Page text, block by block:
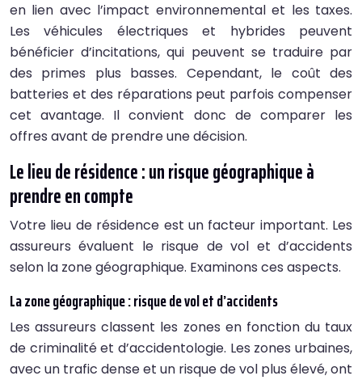
en lien avec l’impact environnemental et les taxes.
Les véhicules électriques et hybrides peuvent
bénéficier d’incitations, qui peuvent se traduire par
des primes plus basses. Cependant, le coût des
batteries et des réparations peut parfois compenser
cet avantage. Il convient donc de comparer les
offres avant de prendre une décision.
Le lieu de résidence : un risque géographique à
prendre en compte
Votre lieu de résidence est un facteur important. Les
assureurs évaluent le risque de vol et d’accidents
selon la zone géographique. Examinons ces aspects.
La zone géographique : risque de vol et d’accidents
Les assureurs classent les zones en fonction du taux
de criminalité et d’accidentologie. Les zones urbaines,
avec un trafic dense et un risque de vol plus élevé, ont